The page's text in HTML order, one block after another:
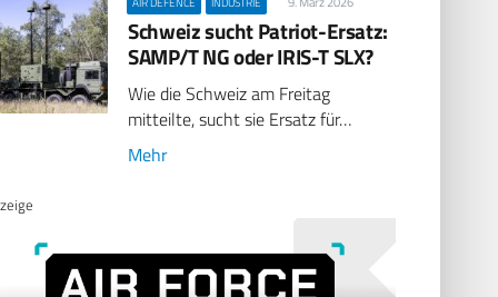
Schweiz sucht Patriot-Ersatz:
SAMP/T NG oder IRIS-T SLX?
Wie die Schweiz am Freitag
mitteilte, sucht sie Ersatz für…
Mehr